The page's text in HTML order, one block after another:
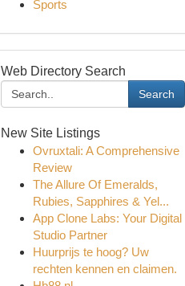
Sports
Web Directory Search
Search
New Site Listings
Ovruxtali: A Comprehensive
Review
The Allure Of Emeralds,
Rubies, Sapphires & Yel...
App Clone Labs: Your Digital
Studio Partner
Huurprijs te hoog? Uw
rechten kennen en claimen.